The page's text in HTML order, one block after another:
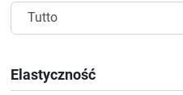
Elastyczność